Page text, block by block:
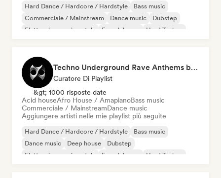
Hard Dance / Hardcore / Hardstyle
Bass music
Commerciale / Mainstream
Dance music
Dubstep
Elettronica sperimentale
French house Hard Techno
Techno Underground Rave Anthems by Orphium
Curatore Di Playlist
&gt; 1000 risposte date
Acid houseAfro House / AmapianoBass music
Commerciale / MainstreamDance music
Aggiungere artisti nelle mie playlist più seguite
Hard Dance / Hardcore / Hardstyle
Bass music
Dance music
Deep house
Dubstep
Elettronica sperimentale
French house Hard Techno